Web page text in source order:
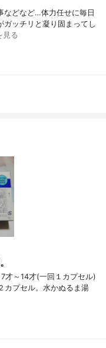
などなど…体力任せに毎日
ッチリと凝り固まってし
見る
才～14才(一回１カプセル)
カプセル。水かぬるま湯